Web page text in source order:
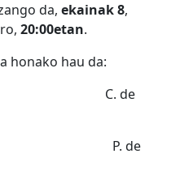
da, ekainak 8,
20:00etan.
honako hau da:
C. de
P. de